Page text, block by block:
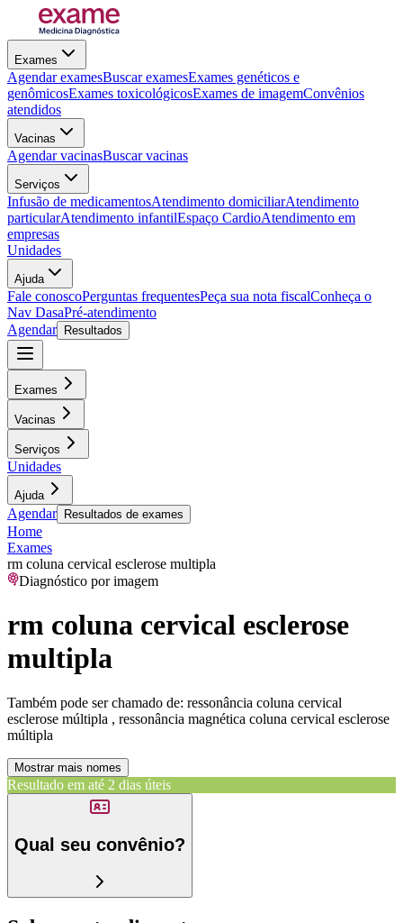
Exames
Agendar examesBuscar examesExames genéticos e
genômicosExames toxicológicosExames de imagemConvênios
atendidos
Vacinas
Agendar vacinasBuscar vacinas
Serviços
Infusão de medicamentosAtendimento domiciliarAtendimento
particularAtendimento infantilEspaço CardioAtendimento em
empresas
Unidades
Ajuda
Fale conoscoPerguntas frequentesPeça sua nota fiscalConheça o
Nav DasaPré-atendimento
Agendar
Resultados
Exames
Vacinas
Serviços
Unidades
Ajuda
Agendar Resultados de exames
Home
Exames
rm coluna cervical esclerose multipla
Diagnóstico por imagem
rm coluna cervical esclerose
multipla
Também pode ser chamado de: ressonância coluna cervical
esclerose múltipla , ressonância magnética coluna cervical esclerose
múltipla
Mostrar mais nomes
Resultado em até 2 dias úteis
Qual seu convênio?